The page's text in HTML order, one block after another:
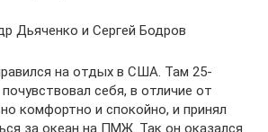
Дьяченко и Сергей Бодров
на отдых в США. Там 25-
себя, в отличие от
комфортно и спокойно, и принял
за океан на ПМЖ. Так он оказался